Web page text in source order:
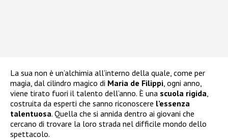
La sua non è un’alchimia all’interno della quale, come per
magia, dal cilindro magico di Maria de Filippi, ogni anno,
viene tirato fuori il talento dell’anno. È una scuola rigida,
costruita da esperti che sanno riconoscere l’essenza
talentuosa. Quella che si annida dentro ai giovani che
cercano di trovare la loro strada nel difficile mondo dello
spettacolo.